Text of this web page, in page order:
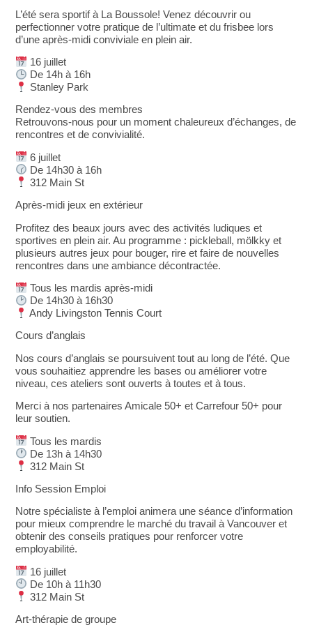
L’été sera sportif à La Boussole! Venez découvrir ou
perfectionner votre pratique de l’ultimate et du frisbee lors
d’une après-midi conviviale en plein air.
16 juillet
De 14h à 16h
Stanley Park
Rendez-vous des membres
Retrouvons-nous pour un moment chaleureux d’échanges, de
rencontres et de convivialité.
6 juillet
De 14h30 à 16h
312 Main St
Après-midi jeux en extérieur
Profitez des beaux jours avec des activités ludiques et
sportives en plein air. Au programme : pickleball, mölkky et
plusieurs autres jeux pour bouger, rire et faire de nouvelles
rencontres dans une ambiance décontractée.
Tous les mardis après-midi
De 14h30 à 16h30
Andy Livingston Tennis Court
Cours d’anglais
Nos cours d’anglais se poursuivent tout au long de l’été. Que
vous souhaitiez apprendre les bases ou améliorer votre
niveau, ces ateliers sont ouverts à toutes et à tous.
Merci à nos partenaires Amicale 50+ et Carrefour 50+ pour
leur soutien.
Tous les mardis
De 13h à 14h30
312 Main St
Info Session Emploi
Notre spécialiste à l’emploi animera une séance d’information
pour mieux comprendre le marché du travail à Vancouver et
obtenir des conseils pratiques pour renforcer votre
employabilité.
16 juillet
De 10h à 11h30
312 Main St
Art-thérapie de groupe